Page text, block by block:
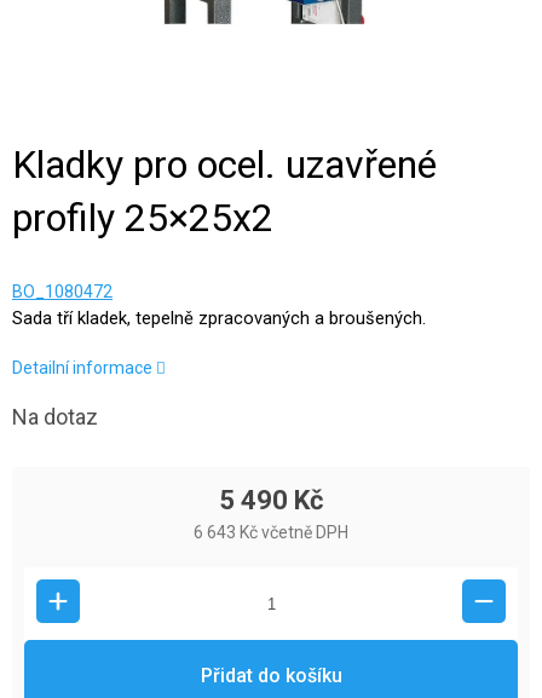
Kladky pro ocel. uzavřené
profily 25×25x2
BO_1080472
Sada tří kladek, tepelně zpracovaných a broušených.
Detailní informace
Na dotaz
5 490 Kč
6 643 Kč včetně DPH
Přidat do košíku